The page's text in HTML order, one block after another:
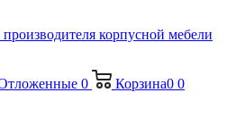
0 Корзина0 0